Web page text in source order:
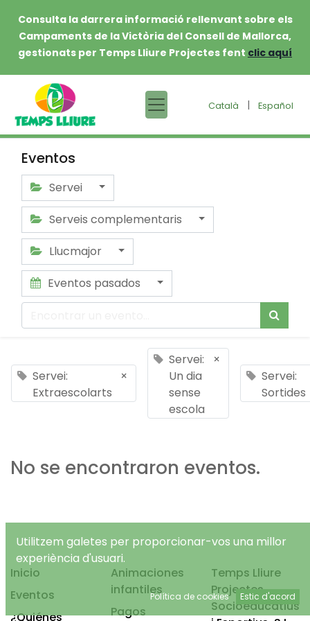
Consulta la darrera informació rellenvant sobre els
Campaments de la Victòria del Consell de Mallorca,
gestionats per Temps Lliure Projectes fent clic aquí
Català | Español
Eventos
Servei
Serveis complementaris
Llucmajor
Eventos pasados
Servei:
Extraescolarts
×
Servei:
Un dia
sense
escola
×
Servei:
Sortides
No se encontraron eventos.
Inicio
Eventos
¿Quiénes
Animaciones
infantiles
Pagos
Temps Lliure
Projectes
Socioeducatius
Utilitzem galetes per proporcionar-vos una millor
experiència d'usuari.
Política de cookies Estic d'acord